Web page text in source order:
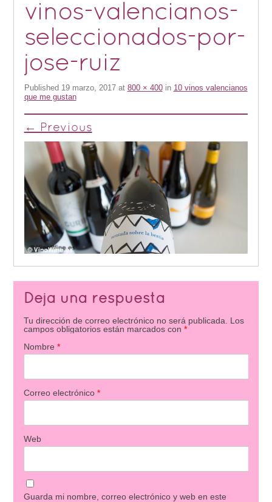
vinos-valencianos-
seleccionados-por-
jose-ruiz
Published 19 marzo, 2017at 800 × 400in 10 vinos valencianos
que me gustan
← Previous
Deja una respuesta
Tu dirección de correo electrónico no será publicada.
Los
campos obligatorios están marcados con *
Nombre *
Correo electrónico *
Web
Guarda mi nombre, correo electrónico y web en este